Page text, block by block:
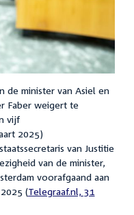
de minister van Asiel en
Faber weigert te
vijf
2025)
van Justitie
van de minister,
voorafgaand aan
(External
Telegraaf.nl, 31